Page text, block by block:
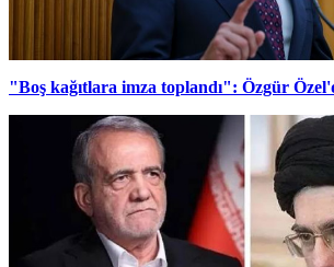
"Boş kağıtlara imza toplandı": Özgür